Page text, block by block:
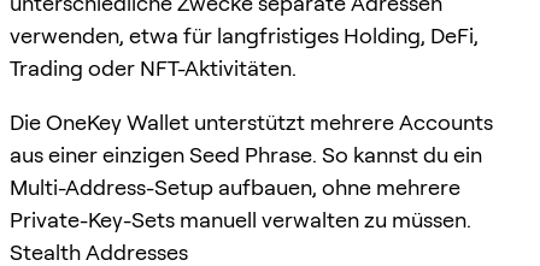
verwenden, etwa für langfristiges Holding, DeFi,
Trading oder NFT-Aktivitäten.
Die OneKey Wallet unterstützt mehrere Accounts
aus einer einzigen Seed Phrase. So kannst du ein
Multi-Address-Setup aufbauen, ohne mehrere
Private-Key-Sets manuell verwalten zu müssen.
Stealth Addresses